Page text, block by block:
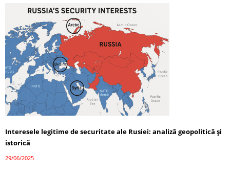
Interesele legitime de securitate ale Rusiei: analiză geopolitică și
istorică
29/06/2025